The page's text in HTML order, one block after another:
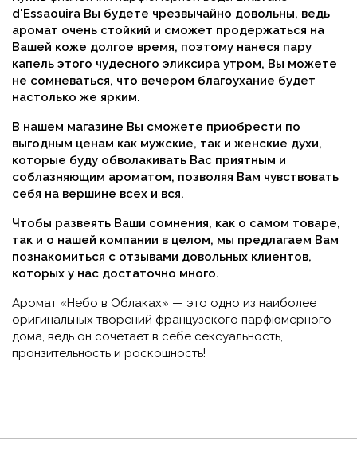
d'Essaouira Вы будете чрезвычайно довольны, ведь
аромат очень стойкий и сможет продержаться на
Вашей коже долгое время, поэтому нанеся пару
капель этого чудесного эликсира утром, Вы можете
не сомневаться, что вечером благоухание будет
настолько же ярким.
В нашем магазине Вы сможете приобрести по
выгодным ценам как мужские, так и женские духи,
которые буду обволакивать Вас приятным и
соблазняющим ароматом, позволяя Вам чувствовать
себя на вершине всех и вся.
Чтобы развеять Ваши сомнения, как о самом товаре,
так и о нашей компании в целом, мы предлагаем Вам
познакомиться с отзывами довольных клиентов,
которых у нас достаточно много.
Аромат «Небо в Облаках» — это одно из наиболее
оригинальных творений французского парфюмерного
дома, ведь он сочетает в себе сексуальность,
пронзительность и роскошность!